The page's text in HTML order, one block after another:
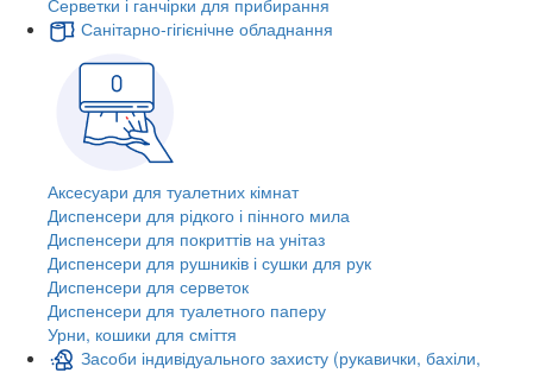
Санітарно-гігієнічне обладнання
Аксесуари для туалетних кімнат
Диспенсери для рідкого і пінного мила
Диспенсери для покриттів на унітаз
Диспенсери для рушників і сушки для рук
Диспенсери для серветок
Диспенсери для туалетного паперу
Урни, кошики для сміття
Засоби індивідуального захисту (рукавички, бахіли,